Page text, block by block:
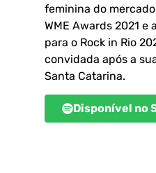
feminina do
WME Awards 2021
para o Rock in Rio
convidada após a
Santa Catarina.
Disponível no